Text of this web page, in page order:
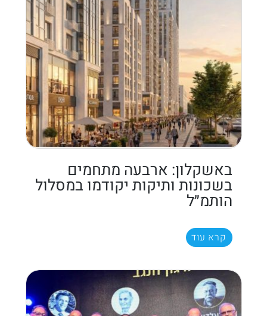
באשקלון: ארבעה מתחמים
בשכונות ותיקות יקודמו במסלול
הותמ״ל
קרא עוד